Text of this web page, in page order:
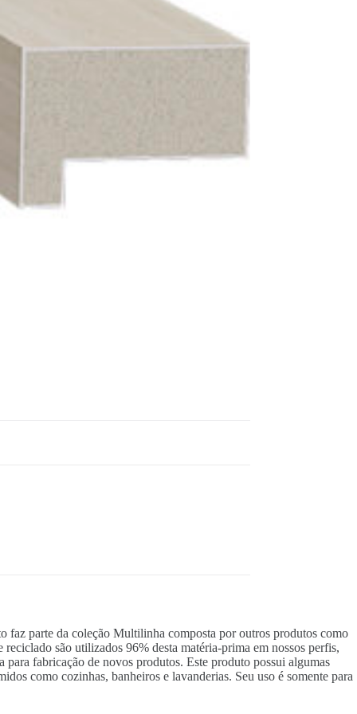
faz parte da coleção Multilinha composta por outros produtos como
são utilizados 96% desta matéria-prima em nossos perfis,
fabricação de novos produtos. Este produto possui algumas
como cozinhas, banheiros e lavanderias. Seu uso é somente para